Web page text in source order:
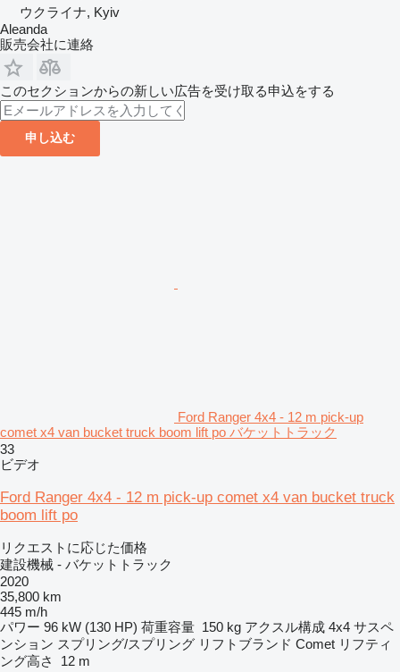
ウクライナ, Kyiv
Aleanda
販売会社に連絡
このセクションからの新しい広告を受け取る申込をする
申し込む
Ford Ranger 4x4 - 12 m pick-up
comet x4 van bucket truck boom lift po バケットトラック
33
ビデオ
Ford Ranger 4x4 - 12 m pick-up comet x4 van bucket truck
boom lift po
リクエストに応じた価格
建設機械 - バケットトラック
2020
35,800 km
445 m/h
パワー 96 kW (130 HP) 荷重容量 150 kg アクスル構成 4x4 サスペ
ンション スプリング/スプリング リフトブランド Comet リフティ
ング高さ
12 m